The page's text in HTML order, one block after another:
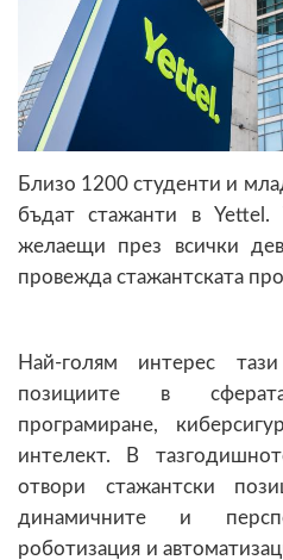
Близо 1200 студенти и
бъдат стажанти в
желаещи през всички
провежда стажантската
Най-голям интерес
позициите в
програмиране,
интелект. В
отвори стажантски
динамичните и
роботизация и